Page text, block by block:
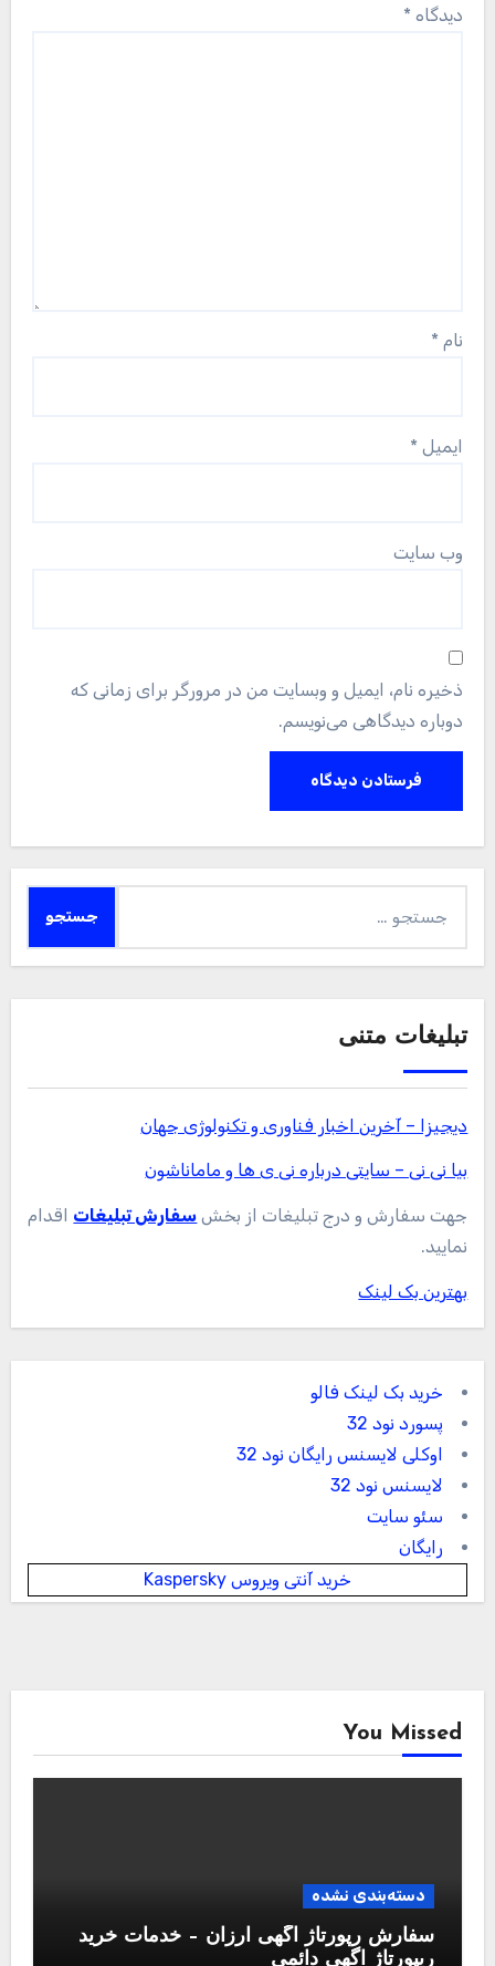
دیدگاه *
نام *
ایمیل *
وب‌ سایت
ذخیره نام، ایمیل و وبسایت من در مرورگر برای زمانی که
دوباره دیدگاهی می‌نویسم.
برای:
تبلیغات متنی
دیجیزا – آخرین اخبار فناوری و تکنولوژی جهان
بیا نی نی – سایتی درباره نی ی ها و ماماناشون
جهت سفارش و درج تبلیغات از بخش سفارش تبلیغات اقدام
نمایید.
بهترین بک لینک
خرید بک لینک فالو
پسورد نود 32
اوکلی لایسنس رایگان نود 32
لایسنس نود 32
سئو سایت
رایگان
خرید آنتی ویروس Kaspersky
You Missed
دسته‌بندی نشده
سفارش رپورتاژ آگهی ارزان – خدمات خرید
ریپورتاژ اگهی دائمی